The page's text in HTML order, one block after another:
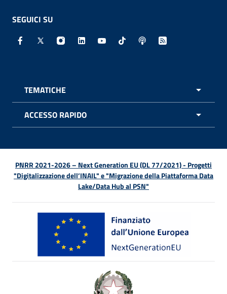
SEGUICI SU
Facebook - Sito esterno - Apertura in nuova finestra
X - Sito esterno - Apertura in nuova finestra
Instagram - Sito esterno - Apertura in
Linkedin - Sito esterno - Apertura in
Youtube - Sito esterno -
TikTok - Sito esterno -
Spreaker - Sito
Feed RSS -
TEMATICHE
ACCESSO RAPIDO
PNRR 2021-2026 – Next Generation EU (DL 77/2021) - Progetti
"Digitalizzazione dell’INAIL" e "Migrazione della Piattaforma Data
Lake/Data Hub al PSN"